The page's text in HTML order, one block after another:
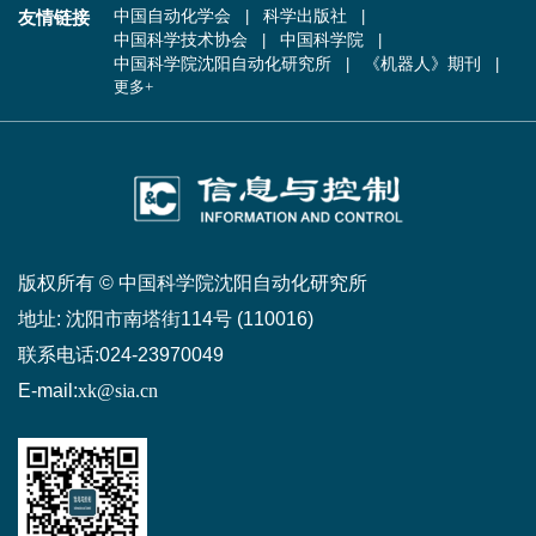
友情链接 中国自动化学会
科学出版社
中国科学技术协会
中国科学院
中国科学院沈阳自动化研究所
《机器人》期刊
更多+
版权所有 © 中国科学院沈阳自动化研究所
地址: 沈阳市南塔街114号 (110016)
联系电话:024-23970049
E-mail:xk@sia.cn